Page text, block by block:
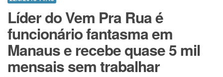
Líder do Vem Pra Rua é
funcionário fantasma em
Manaus e recebe quase 5 mil
mensais sem trabalhar